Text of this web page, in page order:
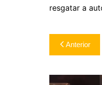
resgatar a
de
Post
Anterior